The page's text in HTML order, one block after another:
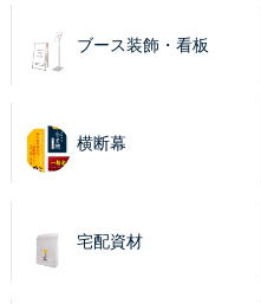
ブース装飾・看板
横断幕
宅配資材